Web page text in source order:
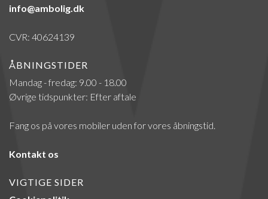
info@ambolig.dk
CVR: 40624139
ÅBNINGSTIDER
Mandag - fredag: 9.00 - 18.00
Øvrige tidspunkter: Efter aftale
Fang os på vores mobiler uden for vores åbningstid.
Kontakt os
VIGTIGE SIDER